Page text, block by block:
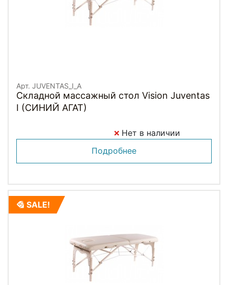
Арт. JUVENTAS_I_A
Складной массажный стол Vision Juventas
I (СИНИЙ АГАТ)
Нет в наличии
Подробнее
SALE!